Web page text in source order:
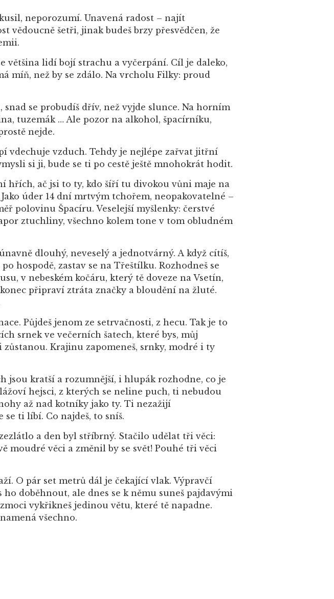
neporozumí. Unavená radost – najít
vědoucně šetři, jinak budeš brzy přesvědčen, že
většina lidí bojí strachu a vyčerpání. Cíl je daleko,
míň, než by se zdálo. Na vrcholu Filky: proud
se probudíš dřív, než vyjde slunce. Na horním
tuzemák … Ale pozor na alkohol, špacírníku,
nejde.
vdechuje vzduch. Tehdy je nejlépe zařvat jitřní
si ji, bude se ti po cestě ještě mnohokrát hodit.
hřích, ač jsi to ty, kdo šíří tu divokou vůni maje na
úder 14 dní mrtvým tchořem, neopakovatelné –
polovinu Špacíru. Veselejší myšlenky: čerstvé
ztuchliny, všechno kolem tone v tom obludném
dlouhý, neveselý a jednotvárný. A když cítíš,
hospodě, zastav se na Třeštílku. Rozhodneš se
v nebeském kočáru, který tě doveze na Vsetín,
připraví ztráta značky a bloudění na žluté.
Půjdeš jenom ze setrvačnosti, z hecu. Tak je to
srnek ve večerních šatech, které bys, můj
Krajinu zapomeneš, srnky, modré i ty
jsou kratší a rozumnější, i hlupák rozhodne, co je
hejsci, z kterých se neline puch, ti nebudou
až nad kotníky jako ty. Ti nezažijí
ti líbí. Co najdeš, to sníš.
a den byl stříbrný. Stačilo udělat tři věci:
moudré věci a změnil by se svět! Pouhé tři věci
O pár set metrů dál je čekající vlak. Výpravčí
doběhnout, ale dnes se k němu suneš pajdavými
vykřikneš jedinou větu, které tě napadne.
všechno.